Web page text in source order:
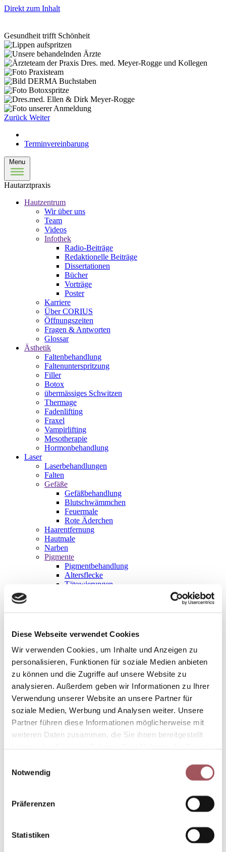
Diese Webseite verwendet Cookies
Wir verwenden Cookies, um Inhalte und Anzeigen zu
personalisieren, Funktionen für soziale Medien anbieten
zu können und die Zugriffe auf unsere Website zu
analysieren. Außerdem geben wir Informationen zu Ihrer
Verwendung unserer Website an unsere Partner für
soziale Medien, Werbung und Analysen weiter. Unsere
Partner führen diese Informationen möglicherweise mit
weiteren Daten zusammen, die Sie ihnen bereitgestellt
Cookies, wenn Sie unsere Webseite weiterhin nutzen.
Notwendig
Präferenzen
Statistiken
Direkt zum Inhalt
Gesundheit trifft Schönheit
Zurück Weiter
Terminvereinbarung
Menu
Hautarztpraxis
Hautzentrum
Wir über uns
Team
Videos
Infothek
Radio-Beiträge
Redaktionelle Beiträge
Dissertationen
Bücher
Vorträge
Poster
Karriere
Über CORIUS
Öffnungszeiten
Fragen & Antworten
Glossar
Ästhetik
Faltenbehandlung
Faltenunterspritzung
Filler
Botox
übermässiges Schwitzen
Thermage
Fadenlifting
Fraxel
Vampirlifting
Mesotherapie
Hormonbehandlung
Laser
Laserbehandlungen
Falten
Gefäße
Gefäßbehandlung
Blutschwämmchen
Feuermale
Rote Äderchen
Haarentfernung
Hautmale
Narben
Pigmente
Pigmentbehandlung
Altersflecke
Tätowierungen
Diodenlaser
Neodym-YAG Laser
IPL Laser
Fraxel
Fett-Weg Center
Fett-Weg-Spritze
Haut
Hauterkrankungen
Akne
Cellulite
Chloasma
HAUTKREBS
Auflichtmikroskopie
Neurodermitis
Vitiligo